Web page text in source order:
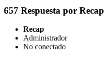
657 Respuesta por Recap
Recap
Administrador
No conectado